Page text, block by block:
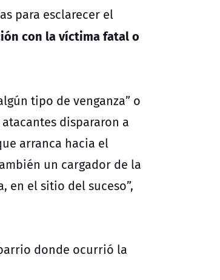
para esclarecer el
con la víctima fatal o
tipo de venganza” o
dispararon a
arranca hacia el
un cargador de la
en el sitio del suceso”,
donde ocurrió la